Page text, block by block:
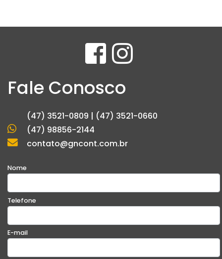
Fale Conosco
(47) 3521-0809 | (47) 3521-0660
(47) 98856-2144
contato@gncont.com.br
Nome
Telefone
E-mail